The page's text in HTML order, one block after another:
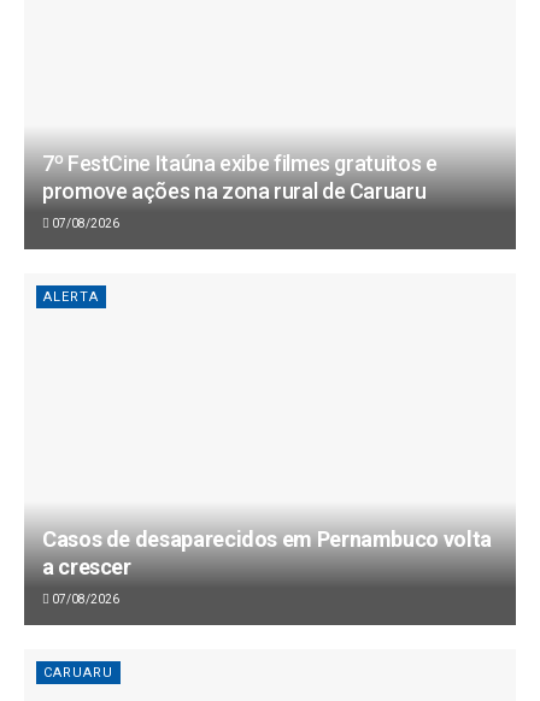
7º FestCine Itaúna exibe filmes gratuitos e
promove ações na zona rural de Caruaru
07/08/2026
ALERTA
Casos de desaparecidos em Pernambuco volta
a crescer
07/08/2026
CARUARU